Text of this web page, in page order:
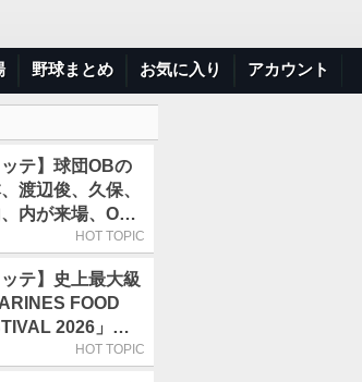
野球まとめ お気に入り アカウント
ッテ】球団OBの
渡辺俊、久保、
内が来場、OB
も／9月22日開催
HOT TOPIC
ッテ】史上最大級
FOOD
2026」第4
KOREANHOT TOPIC